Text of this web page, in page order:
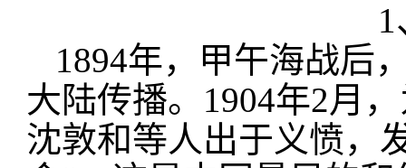
1894年，甲午海战后
大陆传播。1904年2月
沈敦和等人出于义愤，